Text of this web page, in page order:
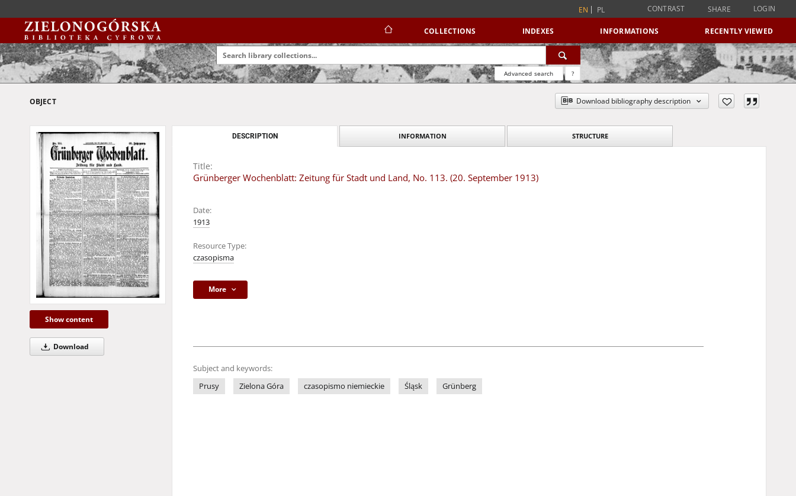
EN PL CONTRAST SHARE LOGIN
COLLECTIONS INDEXES INFORMATIONS RECENTLY VIEWED
Advanced search ?
OBJECT Download bibliography description
Show content
Download
DESCRIPTION INFORMATION STRUCTURE
Title:
Grünberger Wochenblatt: Zeitung für Stadt und Land, No. 113. (20. September 1913)
Date:
1913
Resource Type:
czasopisma
More
Subject and keywords:
Prusy
Zielona Góra czasopismo niemieckie Śląsk Grünberg